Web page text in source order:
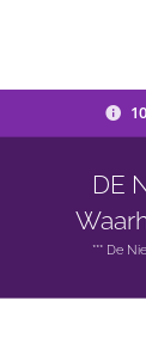
DE
*** De